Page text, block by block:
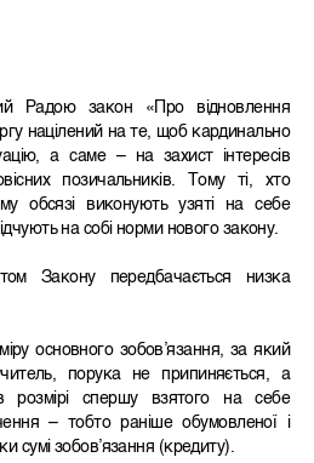
Радою закон «Про відновлення
націлений на те, щоб кардинально
а саме – на захист інтересів
позичальників. Тому ті, хто
обсязі виконують узяті на себе
на собі норми нового закону.
Закону передбачається низка
основного зобов’язання, за який
порука не припиняється, а
спершу взятого на себе
– тобто раніше обумовленої і
сумі зобов’язання (кредиту).